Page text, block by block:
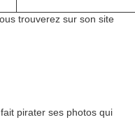
trouverez sur son site
pirater ses photos qui